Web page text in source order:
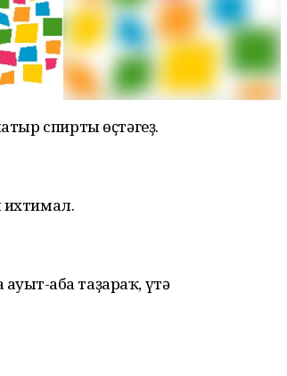
спирты өҫтәгеҙ.
ихтимал.
һаба таҙараҡ, үтә